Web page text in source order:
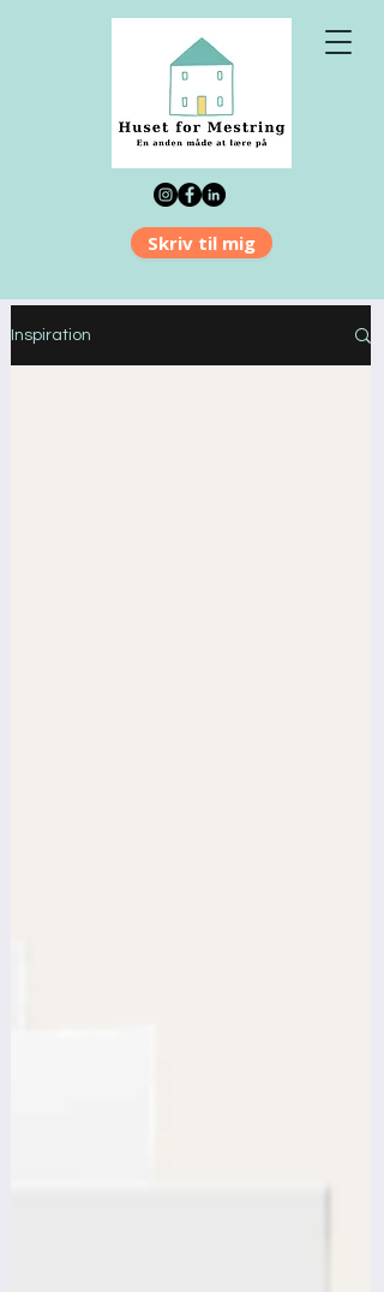
Skriv til mig
Inspiration